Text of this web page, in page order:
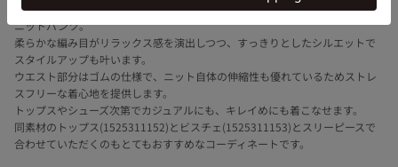
夏の暑い時期でも清涼感があり、さらりと着れるコットン混の糸を使用した
ニットパンツ。
柔らかな編み目がリラックス感を演出しつつ、すっきりとしたシルエットで
スタイルアップも叶います。
ウエスト部分はゴムの仕様で、ニット自体の伸縮性も優れているためストレ
スフリーな着心地を提供します。
トップスやシューズ次第でカジュアルにも、キレイめにも着こなせます。
同素材のトップス(1525311152)とビスチェ(1525311153)とスリーピースで
合わせていただくのもとてもおすすめなコーディネートです。